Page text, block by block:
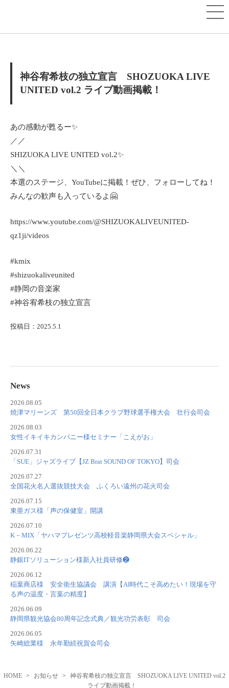
神谷宥希枝の独立宣言 SHOZUOKA LIVE
UNITED vol.2 ライブ動画掲載！
あの感動が甦るー✨
／／
SHIZUOKA LIVE UNITED vol.2✨
＼＼
本選のステージ、YouTubeに掲載！ぜひ、フォローしてね！
みんなの歓声も入っているよ🤗
https://www.youtube.com/@SHIZUOKALIVEUNITED-
qz1ji/videos
#kmix
#shizuokaliveunited
#静岡の音楽家
#神谷宥希枝の独立宣言
投稿日：2025.5.1
News
2026.08.05
焼津マリーンズ 第50回全日本クラブ野球選手権大会 壮行会司会
2026.08.03
女性イキイキカンパニー様セミナー「こえがお」
2026.07.31
「SUE」ジャズライブ【JZ Brat SOUND OF TOKYO】司会
2026.07.27
全国花火名人選抜競技大会 ふくろい遠州の花火司会
2026.07.15
東亜ガス様「声の保健室」開講
2026.07.10
K－MIX「ヤハマプレゼンツ高校軽音楽静岡県大会スペシャル」
2026.06.22
静銀ITソリューション様新入社員研修❷
2026.06.12
稲葉商店様 安全衛生協議会 講演【AI時代こそ高めたい！現場を守
る声の温度・言葉の精度】
2026.06.09
静岡県観光協会80周年記念式典／観光功労表彰 司会
2026.06.05
矢崎総業様 永年勤続祝賀会司会
HOME お知らせ
神谷宥希枝の独立宣言 SHOZUOKA LIVE UNITED vol.2
ライブ動画掲載！